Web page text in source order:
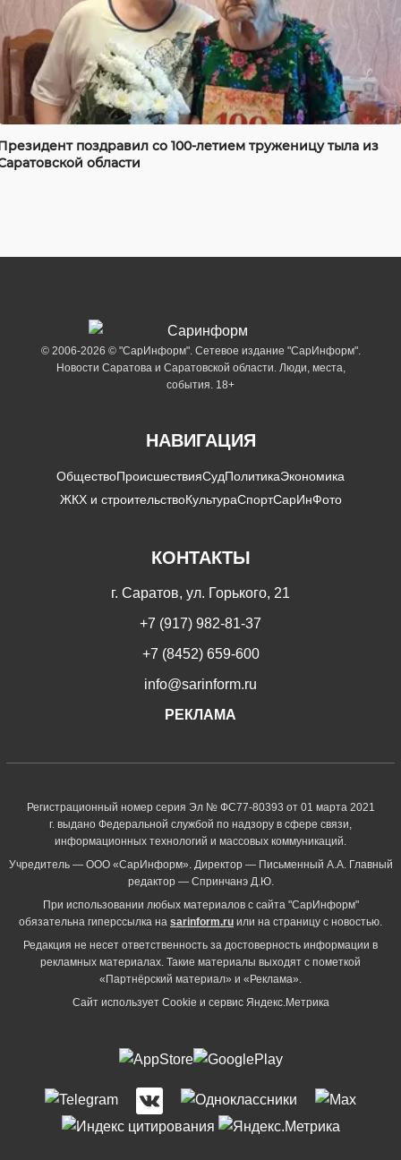
поздравил со 100-летием труженицу тыла из
области
© 2006-2026 © "СарИнформ". Сетевое издание "СарИнформ".
Новости Саратова и Саратовской области. Люди, места,
события. 18+
НАВИГАЦИЯ
ОбществоПроисшествияСудПолитикаЭкономика
ЖКХ и строительствоКультураСпортСарИнФото
КОНТАКТЫ
г. Саратов, ул. Горького, 21
+7 (917) 982-81-37
+7 (8452) 659-600
info@sarinform.ru
РЕКЛАМА
Регистрационный номер серия Эл № ФС77-80393 от 01 марта 2021
г. выдано Федеральной службой по надзору в сфере связи,
информационных технологий и массовых коммуникаций.
Учредитель — ООО «СарИнформ». Директор — Письменный А.А. Главный
редактор — Спринчанэ Д.Ю.
При использовании любых материалов с сайта "СарИнформ"
обязательна гиперссылка на sarinform.ru или на страницу с новостью.
Редакция не несет ответственность за достоверность информации в
рекламных материалах. Такие материалы выходят с пометкой
«Партнёрский материал» и «Реклама».
Сайт использует Cookie и сервиc Яндекс.Метрика